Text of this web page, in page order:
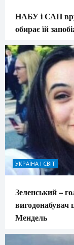
НАБУ і САП
обирає їй
УКРАЇНА І СВІТ
Зеленський –
вигодонабувач
Мендель